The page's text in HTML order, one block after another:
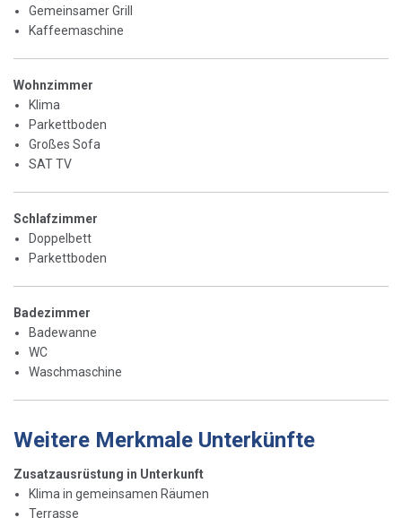
Gemeinsamer Grill
Kaffeemaschine
Wohnzimmer
Klima
Parkettboden
Großes Sofa
SAT TV
Schlafzimmer
Doppelbett
Parkettboden
Badezimmer
Badewanne
WC
Waschmaschine
Weitere Merkmale Unterkünfte
Zusatzausrüstung in Unterkunft
Klima in gemeinsamen Räumen
Terrasse